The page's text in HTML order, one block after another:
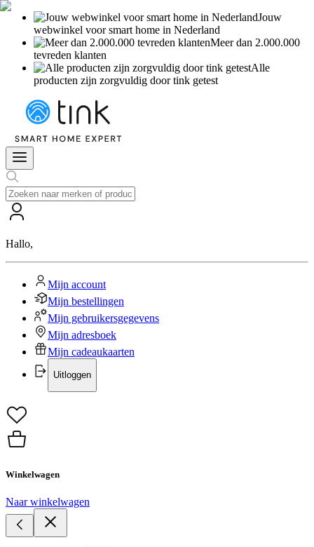
Jouw
webwinkel voor smart home in Nederland
Meer dan 2.000.000
tevreden klanten
Alle
producten zijn zorgvuldig door tink getest
Hallo,
Mijn account
Mijn bestellingen
Mijn gebruikersgegevens
Mijn adresboek
Mijn cadeaukaarten
Uitloggen
Winkelwagen
Naar winkelwagen